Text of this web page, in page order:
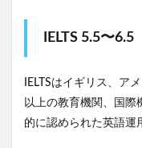
IELTS 5.5〜6.5
IELTSはイギリス、ア
以上の教育機関、国際
的に認められた英語運